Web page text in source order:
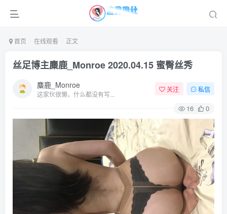
首页 在线观看 正文
丝足博主麋鹿_Monroe 2020.04.15 蜜臀丝秀
麋鹿_Monroe
这家伙很懒，什么都没有写...
关注 私信
16 0